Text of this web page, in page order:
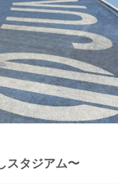
スタジアム〜